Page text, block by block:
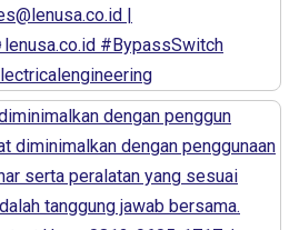
dengan penggun